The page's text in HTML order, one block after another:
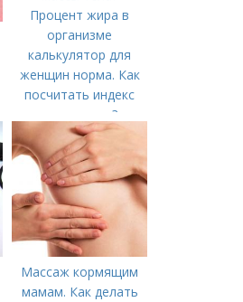
Процент жира в
организме
калькулятор для
женщин норма. Как
посчитать индекс
массы тела?
Массаж кормящим
мамам. Как делать